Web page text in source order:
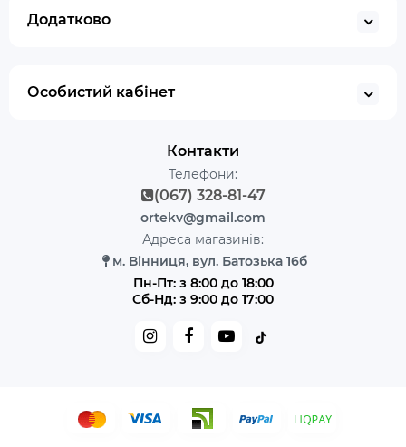
Додатково
Особистий кабінет
Контакти
Телефони:
(067) 328-81-47
ortekv@gmail.com
Адреса магазинів:
м. Вінниця, вул. Батозька 16б
Пн-Пт: з 8:00 до 18:00
Сб-Нд: з 9:00 до 17:00